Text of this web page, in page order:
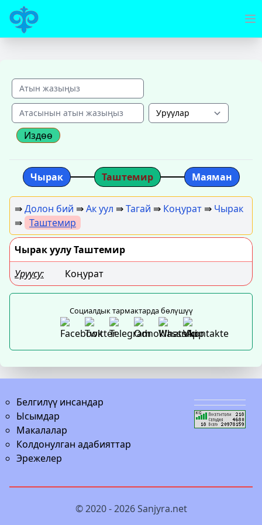
Издөө
Чырак Таштемир Маяман
⇛Долон бий ⇛Ак уул ⇛Тагай ⇛ Коңурат ⇛ Чырак
⇛ Таштемир
Чырак уулу Таштемир
Уруусу:
Коңурат
Социалдык тармактарда бөлүшүү
Белгилүү инсандар
Ысымдар
Макалалар
Колдонулган адабияттар
Эрежелер
© 2020 - 2026Sanjyra.net